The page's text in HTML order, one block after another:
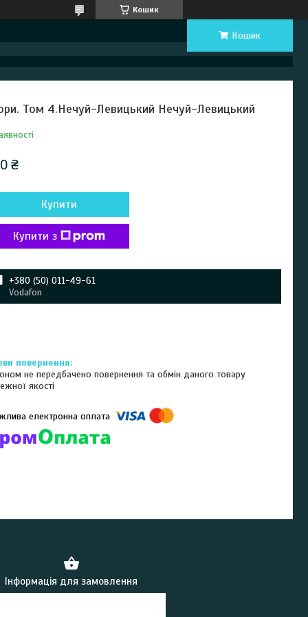
Кошик
Кошик
Том 4.Нечуй-Левицький Нечуй-Левицький
₴
Купити
Купити з
+380 (50) 011-49-61
Vodafon
не передбачено повернення та обмін даного товару
якості
Інформація для замовлення